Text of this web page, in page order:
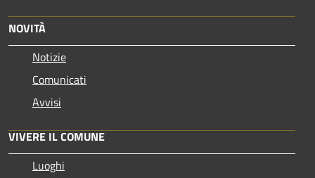
NOVITÀ
Notizie
Comunicati
Avvisi
VIVERE IL COMUNE
Luoghi